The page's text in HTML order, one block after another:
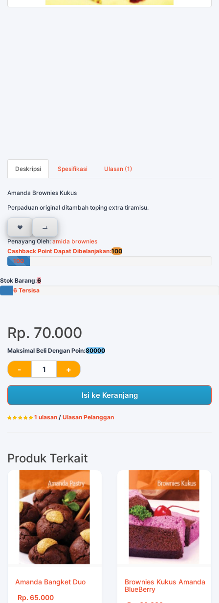
Deskripsi Spesifikasi Ulasan (1)
Amanda Brownies Kukus
Perpaduan original ditambah toping extra tiramisu.
Penayang Oleh:amida brownies
Cashback Point Dapat Dibelanjakan:100
100
Stok Barang:6
6 Tersisa
Rp. 70.000
Maksimal Beli Dengan Poin:80000
Isi ke Keranjang
1 ulasan / Ulasan Pelanggan
Produk Terkait
Amanda Bangket Duo
Rp. 65.000
Brownies Kukus Amanda
BlueBerry